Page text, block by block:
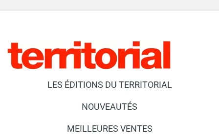
LES ÉDITIONS DU TERRITORIAL
NOUVEAUTÉS
MEILLEURES VENTES